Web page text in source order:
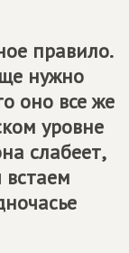
правило.
нужно
оно все же
уровне
слабеет,